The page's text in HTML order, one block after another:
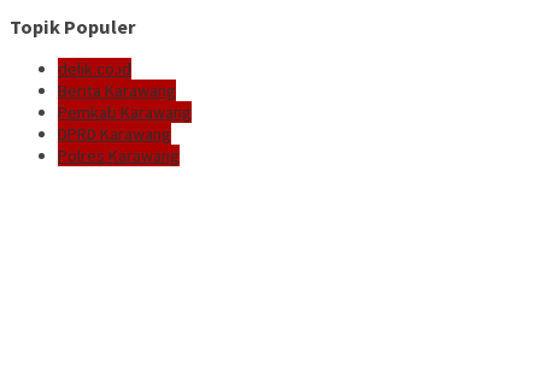
Topik Populer
delik.co.id
Berita Karawang
Pemkab Karawang
DPRD Karawang
Polres Karawang